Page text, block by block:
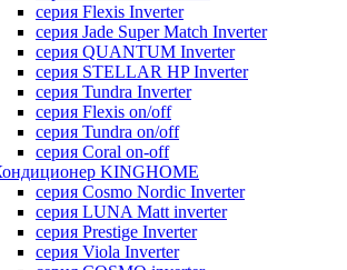
серия Flexis Inverter
серия Jade Super Match Inverter
серия QUANTUM Inverter
серия STELLAR HP Inverter
серия Tundra Inverter
серия Flexis on/off
серия Tundra on/off
серия Coral on-off
KINGHOME
серия Cosmo Nordic Inverter
серия LUNA Matt inverter
серия Prestige Inverter
серия Viola Inverter